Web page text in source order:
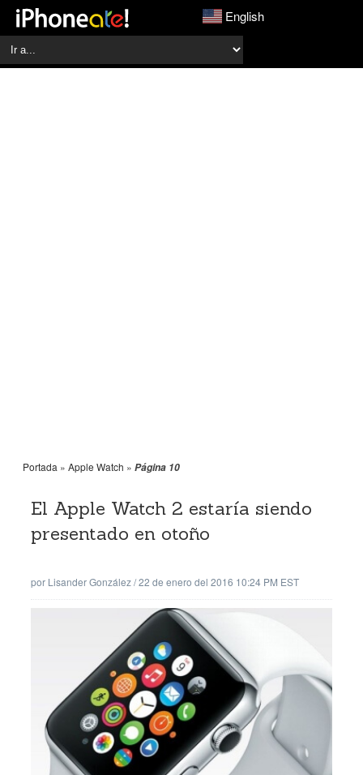
English
Portada » Apple Watch » Página 10
El Apple Watch 2 estaría siendo
presentado en otoño
por Lisander González/22 de enero del 2016 10:24 PM EST